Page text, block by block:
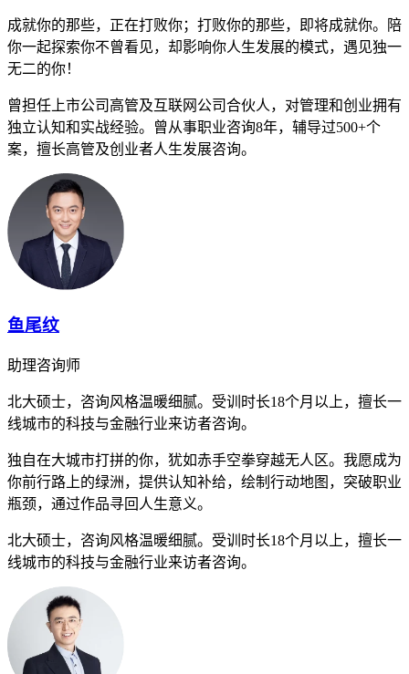
成就你的那些，正在打败你；打败你的那些，即将成就你。陪
你一起探索你不曾看见，却影响你人生发展的模式，遇见独一
无二的你！
曾担任上市公司高管及互联网公司合伙人，对管理和创业拥有
独立认知和实战经验。曾从事职业咨询8年，辅导过500+个
案，擅长高管及创业者人生发展咨询。
鱼尾纹
助理咨询师
北大硕士，咨询风格温暖细腻。受训时长18个月以上，擅长一
线城市的科技与金融行业来访者咨询。
独自在大城市打拼的你，犹如赤手空拳穿越无人区。我愿成为
你前行路上的绿洲，提供认知补给，绘制行动地图，突破职业
瓶颈，通过作品寻回人生意义。
北大硕士，咨询风格温暖细腻。受训时长18个月以上，擅长一
线城市的科技与金融行业来访者咨询。